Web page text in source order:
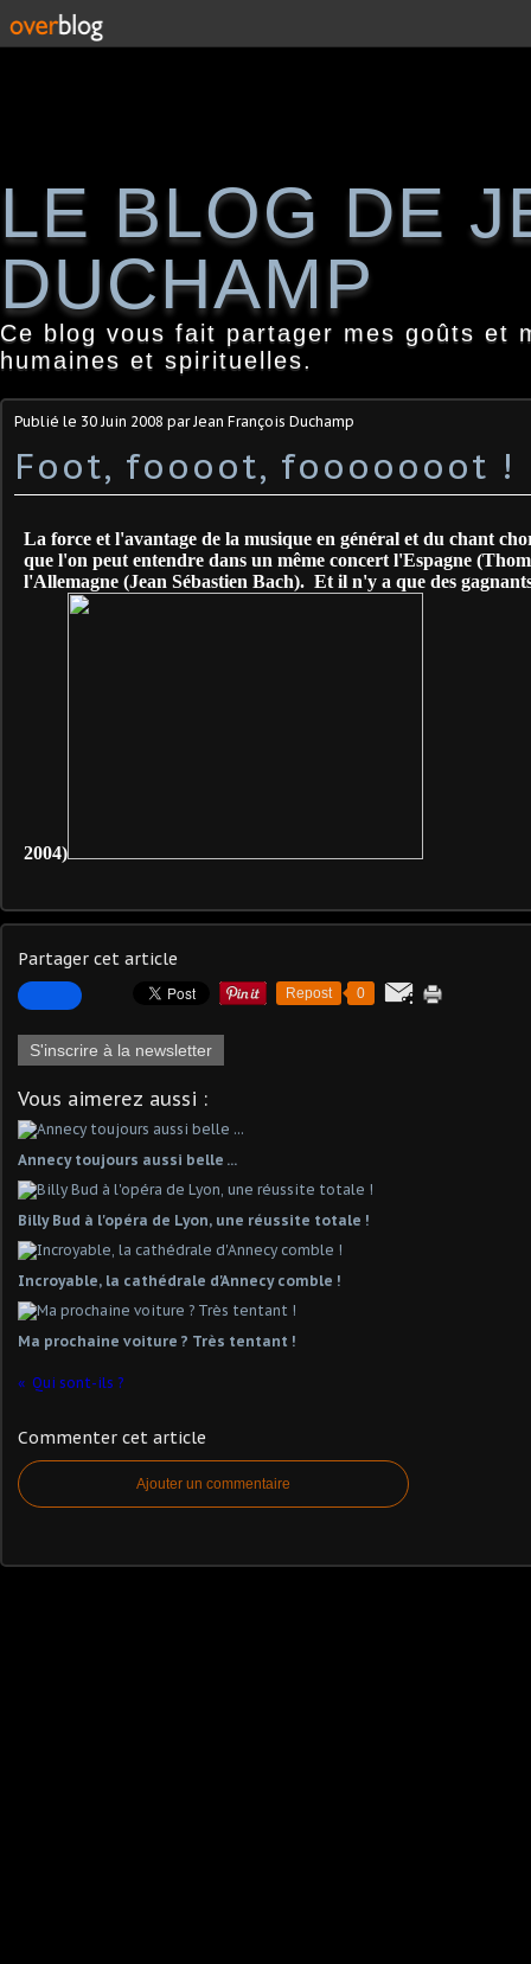
LE BLOG DE
DUCHAMP
Ce blog vous fait partager mes goûts et
humaines et spirituelles.
Publié le 30 Juin 2008 par Jean François Duchamp
Foot, foooot, fooooooot !
La force et l'avantage de la musique en général et du chant
que l'on peut entendre dans un même concert l'Espagne
l'Allemagne (Jean Sébastien Bach). Et il n'y a que des
2004)
Partager cet article
Repost 0
S'inscrire à la newsletter
Vous aimerez aussi :
Annecy toujours aussi belle ...
Billy Bud à l'opéra de Lyon, une réussite totale !
Incroyable, la cathédrale d'Annecy comble !
Ma prochaine voiture ? Très tentant !
Qui sont-ils ?
Commenter cet article
Ajouter un commentaire